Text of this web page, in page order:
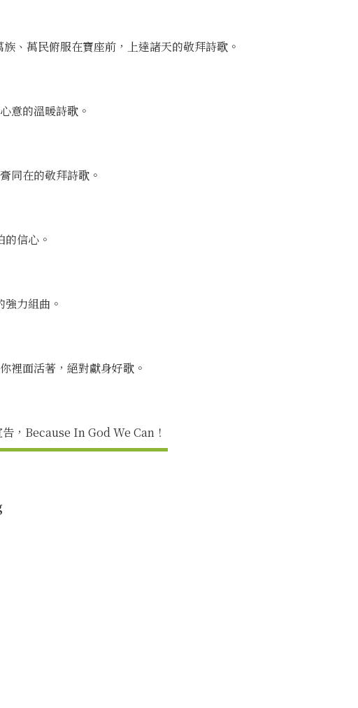
、萬民俯服在寶座前，上達諸天的敬拜詩歌。
意的溫暖詩歌。
同在的敬拜詩歌。
信心。
力組曲。
裡面活著，絕對獻身好歌。
，Because In God We Can！